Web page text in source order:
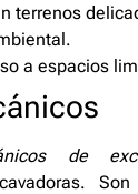
terrenos
a espacios
de